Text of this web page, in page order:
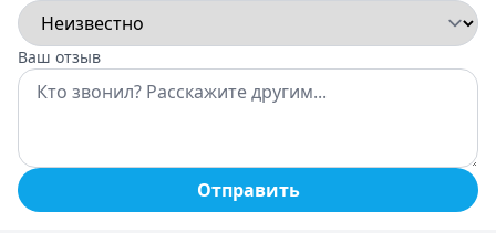
Ваш отзыв
Отправить